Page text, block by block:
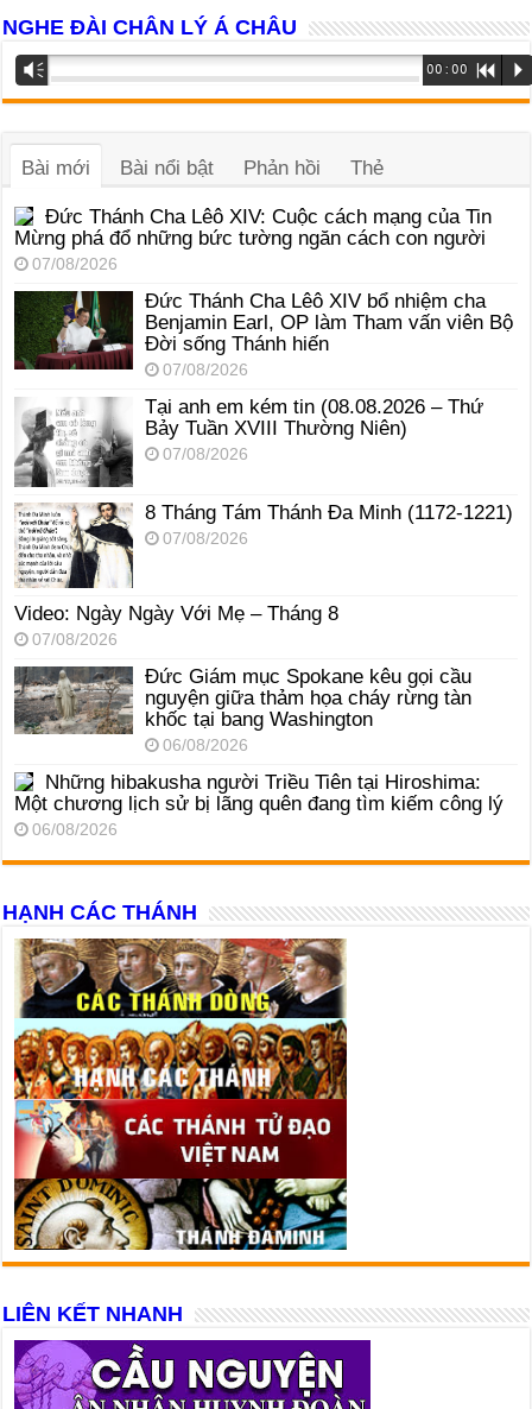
NGHE ĐÀI CHÂN LÝ Á CHÂU
Trình
phát
âm
Vm 00:00 R P
Bài mới Bài nổi bật Phản hồi Thẻ
Đức Thánh Cha Lêô XIV: Cuộc cách mạng của Tin
Mừng phá đổ những bức tường ngăn cách con người
07/08/2026
Đức Thánh Cha Lêô XIV bổ nhiệm cha
Benjamin Earl, OP làm Tham vấn viên Bộ
Đời sống Thánh hiến
07/08/2026
Tại anh em kém tin (08.08.2026 – Thứ
Bảy Tuần XVIII Thường Niên)
07/08/2026
8 Tháng Tám Thánh Ða Minh (1172-1221)
07/08/2026
Video: Ngày Ngày Với Mẹ – Tháng 8
07/08/2026
Đức Giám mục Spokane kêu gọi cầu
nguyện giữa thảm họa cháy rừng tàn
khốc tại bang Washington
06/08/2026
Những hibakusha người Triều Tiên tại Hiroshima:
Một chương lịch sử bị lãng quên đang tìm kiếm công lý
06/08/2026
HẠNH CÁC THÁNH
LIÊN KẾT NHANH